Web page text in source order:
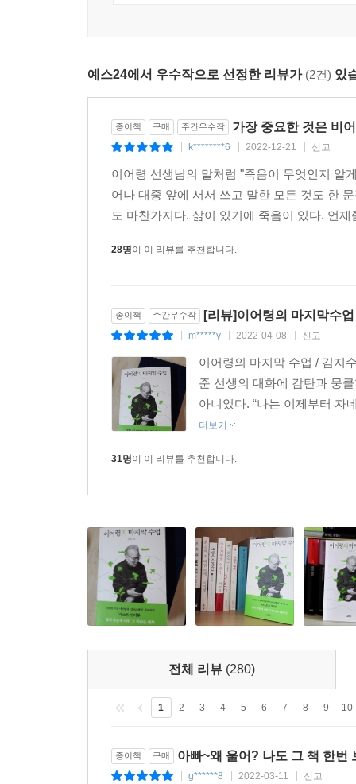
“마지막을 써내려가는 지금까지 나는 이 책의
가슴에 안기는 마지막 꽃 한 송이로 기억되면 좋겠
_「작별인사」에서
예스24에서 우수작으로 선정한 리뷰가(2건)있
종이책 구매 주간우수작 가장 중요한 것은 비
k********6 2022-12-21 | 신고
이어령 선생님의 말처럼 "죽음이 무엇인지 알
어나 대중 앞에 서서 쓰고 말한 모든 것도 한
종이책 주간우수작 [리뷰]이어령의 마지막수업
| m*****y | 2022-04-08 | 신고
이어령의 마지막 수업 / 김지
준 선생의 대화에 감탄과 뭉
아니었다. “나는 이제부터 자
전체 리뷰(280)
종이책 구매 아빠~왜 울어? 나도 그 책 한번